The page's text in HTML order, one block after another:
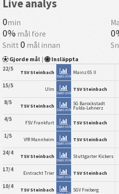
Live analys
0min
0% mål före
Snitt 0 mål innan
Gjorde mål | Insläppta
22/5 TSV Steinbach
Statistik
Mainz 05 II
15/5 Ulm
Statistik
TSV Steinbach
8/5 TSV Steinbach
Statistik
SG Barockstadt
Fulda-Lehnerz
4/5 FSV Frankfurt
Statistik
TSV Steinbach
1/5 VfR Mannheim
Statistik
TSV Steinbach
24/4 TSV Steinbach
Statistik
Stuttgarter Kickers
17/4 Eintracht Trier
Statistik
TSV Steinbach
10/4 TSV Steinbach SGV Freiberg